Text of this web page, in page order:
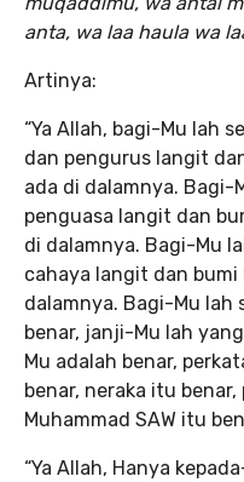
anta, wa laa haula wa
Artinya:
“Ya Allah, bagi-Mu lah
dan pengurus langit
ada di dalamnya. Bagi-
penguasa langit dan
di dalamnya. Bagi-Mu
cahaya langit dan
dalamnya. Bagi-Mu lah
benar, janji-Mu lah
Mu adalah benar,
benar, neraka itu
Muhammad SAW itu
“Ya Allah, Hanya